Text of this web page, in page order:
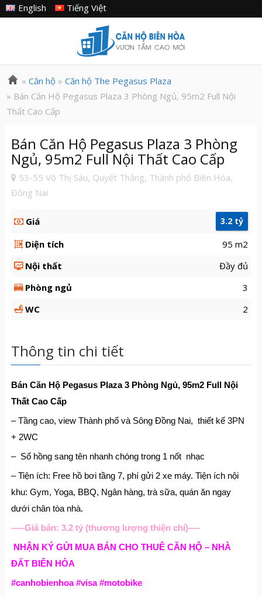
Tiếng Việt
English
» Căn hộ» Căn hộ The Pegasus Plaza
» Bán Căn Hộ Pegasus Plaza 3 Phòng Ngủ, 95m2 Full Nội
Thất Cao Cấp
Bán Căn Hộ Pegasus Plaza 3 Phòng
Ngủ, 95m2 Full Nội Thất Cao Cấp
53-55 Võ Thị Sáu, Quyết Thắng, Thành phố Biên Hòa,
Đồng Nai
Giá 3.2 tỷ
Diện tích
95 m2
Nội thất
Đầy đủ
Phòng ngủ
3
WC
2
Thông tin chi tiết
Bán Căn Hộ Pegasus Plaza 3 Phòng Ngủ, 95m2 Full Nội
Thất Cao Cấp
– Tầng cao, view Thành phố và Sông Đồng Nai, thiết kế 3PN
+ 2WC
– Sổ hồng sang tên nhanh chóng trong 1 nốt nhạc
– Tiện ích: Free hồ bơi tầng 7, phí gửi 2 xe máy. Tiện ích nội
khu: Gym, Yoga, BBQ, Ngân hàng, trà sữa, quán ăn ngay
dưới chân tòa nhà.
–—Giá bán: 3.2 tỷ (thương lượng thiện chí)—-
NHẬN KÝ GỬI MUA BÁN CHO THUÊ CĂN HỘ – NHÀ
ĐẤT BIÊN HÒA
#canhobienhoa #visa #motobike